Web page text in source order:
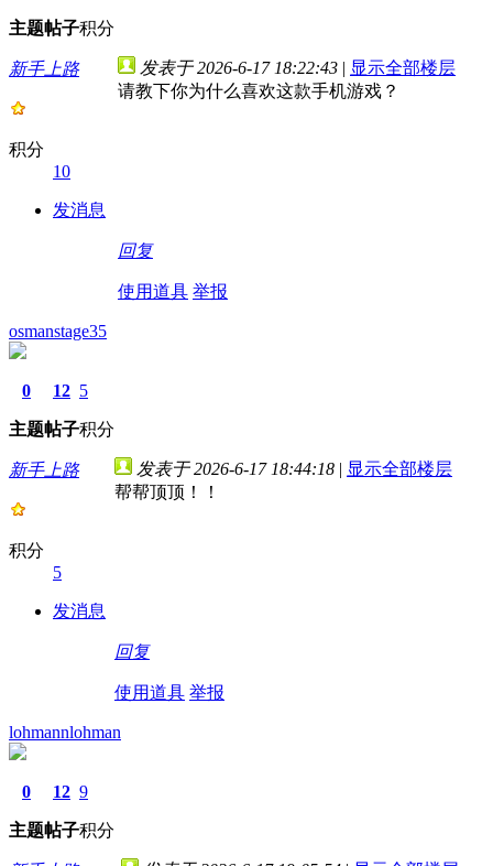
主题帖子积分
新手上路
积分
10
发消息
发表于 2026-6-17 18:22:43 | 显示全部楼层
请教下你为什么喜欢这款手机游戏？
回复
使用道具 举报
osmanstage35
0
主题
12
帖子
5
积分
新手上路
积分
5
发消息
发表于 2026-6-17 18:44:18 | 显示全部楼层
帮帮顶顶！！
回复
使用道具 举报
lohmannlohman
0
主题
12
帖子
9
积分